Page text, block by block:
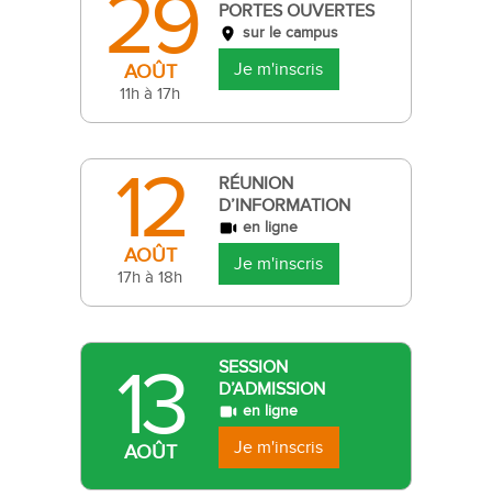
29
AOÛT
11h à 17h
PORTES OUVERTES
sur le campus
Je m'inscris
12
AOÛT
17h à 18h
RÉUNION
D’INFORMATION
en ligne
Je m'inscris
13
AOÛT
SESSION
D’ADMISSION
en ligne
Je m'inscris